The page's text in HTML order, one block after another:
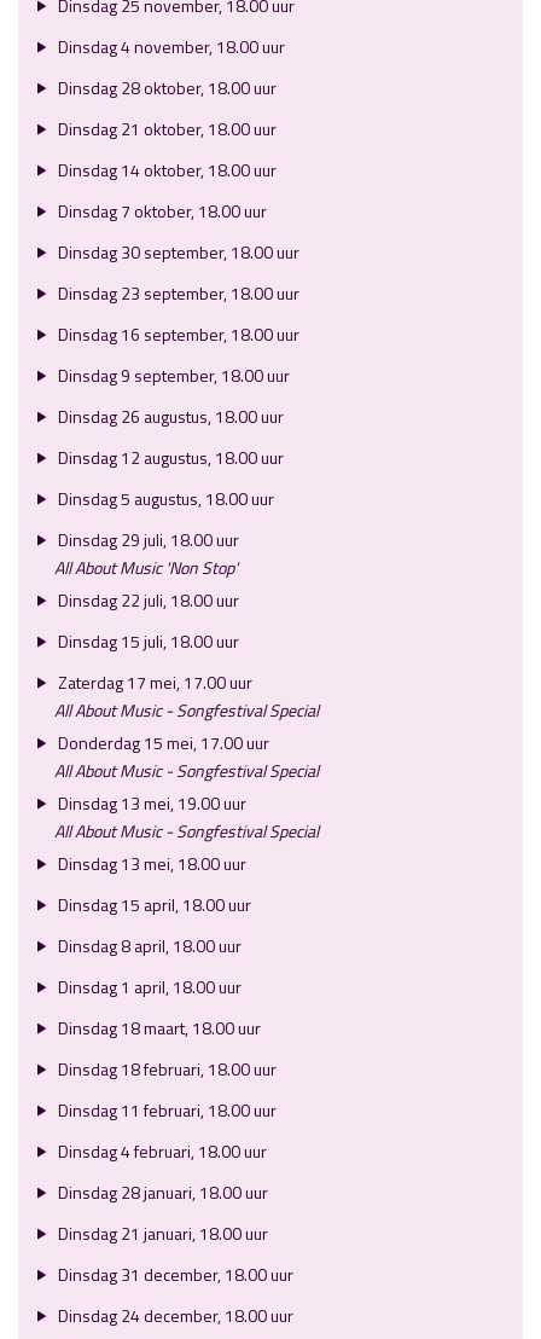
Dinsdag 25 november, 18.00 uur
Dinsdag 4 november, 18.00 uur
Dinsdag 28 oktober, 18.00 uur
Dinsdag 21 oktober, 18.00 uur
Dinsdag 14 oktober, 18.00 uur
Dinsdag 7 oktober, 18.00 uur
Dinsdag 30 september, 18.00 uur
Dinsdag 23 september, 18.00 uur
Dinsdag 16 september, 18.00 uur
Dinsdag 9 september, 18.00 uur
Dinsdag 26 augustus, 18.00 uur
Dinsdag 12 augustus, 18.00 uur
Dinsdag 5 augustus, 18.00 uur
Dinsdag 29 juli, 18.00 uur
All About Music 'Non Stop'
Dinsdag 22 juli, 18.00 uur
Dinsdag 15 juli, 18.00 uur
Zaterdag 17 mei, 17.00 uur
All About Music - Songfestival Special
Donderdag 15 mei, 17.00 uur
All About Music - Songfestival Special
Dinsdag 13 mei, 19.00 uur
All About Music - Songfestival Special
Dinsdag 13 mei, 18.00 uur
Dinsdag 15 april, 18.00 uur
Dinsdag 8 april, 18.00 uur
Dinsdag 1 april, 18.00 uur
Dinsdag 18 maart, 18.00 uur
Dinsdag 18 februari, 18.00 uur
Dinsdag 11 februari, 18.00 uur
Dinsdag 4 februari, 18.00 uur
Dinsdag 28 januari, 18.00 uur
Dinsdag 21 januari, 18.00 uur
Dinsdag 31 december, 18.00 uur
Dinsdag 24 december, 18.00 uur